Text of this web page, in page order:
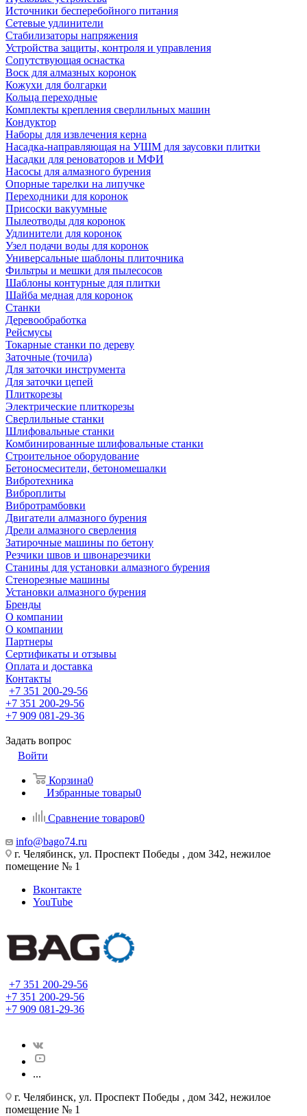
Источники бесперебойного питания
Сетевые удлинители
Стабилизаторы напряжения
Устройства защиты, контроля и управления
Сопутствующая оснастка
Воск для алмазных коронок
Кожухи для болгарки
Кольца переходные
Комплекты крепления сверлильных машин
Кондуктор
Наборы для извлечения керна
Насадка-направляющая на УШМ для заусовки плитки
Насадки для реноваторов и МФИ
Насосы для алмазного бурения
Опорные тарелки на липучке
Переходники для коронок
Присоски вакуумные
Пылеотводы для коронок
Удлинители для коронок
Узел подачи воды для коронок
Универсальные шаблоны плиточника
Фильтры и мешки для пылесосов
Шаблоны контурные для плитки
Шайба медная для коронок
Станки
Деревообработка
Рейсмусы
Токарные станки по дереву
Заточные (точила)
Для заточки инструмента
Для заточки цепей
Плиткорезы
Электрические плиткорезы
Сверлильные станки
Шлифовальные станки
Комбинированные шлифовальные станки
Строительное оборудование
Бетоносмесители, бетономешалки
Вибротехника
Виброплиты
Вибротрамбовки
Двигатели алмазного бурения
Дрели алмазного сверления
Затирочные машины по бетону
Резчики швов и швонарезчики
Станины для установки алмазного бурения
Стенорезные машины
Установки алмазного бурения
Бренды
О компании
О компании
Партнеры
Cертификаты и отзывы
Оплата и доставка
Контакты
+7 351 200-29-56
+7 351 200-29-56
+7 909 081-29-36
Задать вопрос
Войти
Корзина0
Избранные товары0
Сравнение товаров0
info@bago74.ru
г. Челябинск, ул. Проспект Победы , дом 342, нежилое
помещение № 1
Вконтакте
YouTube
+7 351 200-29-56
+7 351 200-29-56
+7 909 081-29-36
...
г. Челябинск, ул. Проспект Победы , дом 342, нежилое
помещение № 1